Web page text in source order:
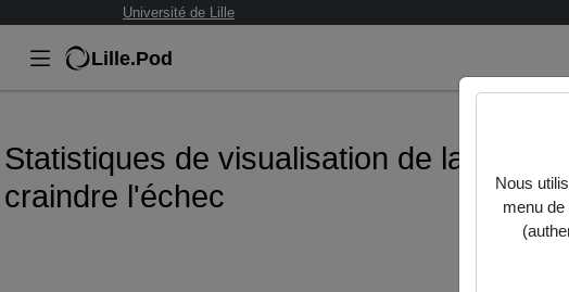
Université de Lille
Lille.Pod
Statistiques de visualisation de la
craindre l'échec
Nous
menu